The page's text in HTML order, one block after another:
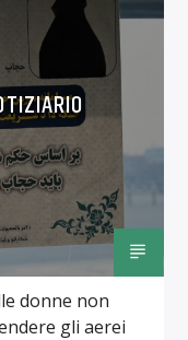
donne non
gli aerei